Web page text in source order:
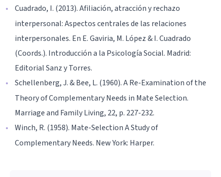
Cuadrado, I. (2013). Afiliación, atracción y rechazo
interpersonal: Aspectos centrales de las relaciones
interpersonales. En E. Gaviria, M. López & I. Cuadrado
(Coords.). Introducción a la Psicología Social. Madrid:
Editorial Sanz y Torres.
Schellenberg, J. & Bee, L. (1960). A Re-Examination of the
Theory of Complementary Needs in Mate Selection.
Marriage and Family Living, 22, p. 227-232.
Winch, R. (1958). Mate-Selection A Study of
Complementary Needs. New York: Harper.